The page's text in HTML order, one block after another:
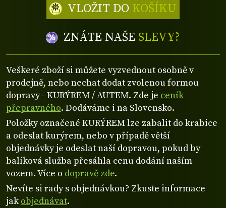
ZNÁTE NAŠE SLEVY?
VLOŽIT DO KOŠÍKU
Veškeré zboží si můžete vyzvednout osobně v
prodejně, nebo nechat dodat zvolenou formou
dopravy - KURÝREM / AUTEM. Zde je ceník
přepravného. Dodáváme i na Slovensko.
Položky označené KURÝREM lze zabalit do krabice
a odeslat kurýrem, nebo v případě větší
objednávky je odeslat naší dopravou, pokud by
balíková služba přesáhla cenu dodání naším
vozem. Více o dopravě zde.
Nevíte si rady s objednávkou? Zkuste informace
jakobjednávat.